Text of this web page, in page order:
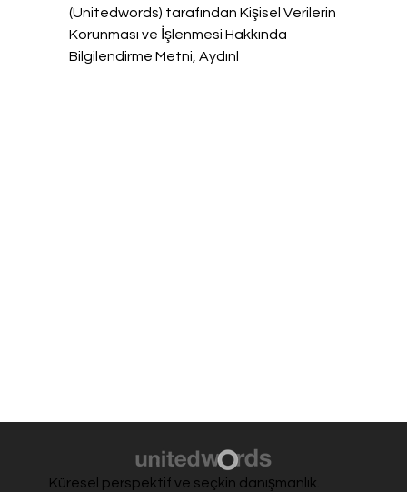
(Unitedwords) tarafından Kişisel Verilerin
Korunması ve İşlenmesi Hakkında
Bilgilendirme Metni, Aydınl
Küresel perspektif ve seçkin danışmanlık.